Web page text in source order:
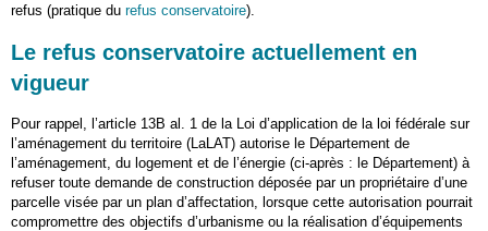
refus (pratique du refus conservatoire).
Le refus conservatoire actuellement en
vigueur
Pour rappel, l’article 13B al. 1 de la Loi d’application de la loi fédérale sur
l’aménagement du territoire (LaLAT) autorise le Département de
l’aménagement, du logement et de l’énergie (ci-après : le Département) à
refuser toute demande de construction déposée par un propriétaire d’une
parcelle visée par un plan d’affectation, lorsque cette autorisation pourrait
compromettre des objectifs d’urbanisme ou la réalisation d’équipements